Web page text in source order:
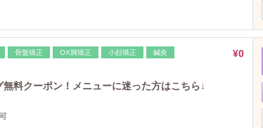
骨盤矯正 OX脚矯正 小顔矯正
鍼灸
¥0
料クーポン！メニューに迷った方はこちら↓